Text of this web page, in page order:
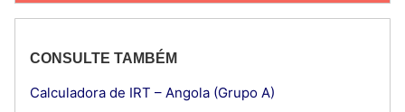
CONSULTE TAMBÉM
Calculadora de IRT – Angola (Grupo A)